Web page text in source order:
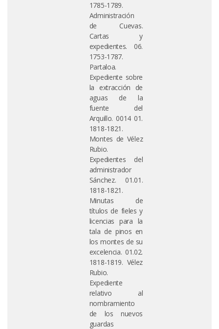
1785-1789.
Administración
de Cuevas.
Cartas y
expedientes. 06.
1753-1787.
Partaloa.
Expediente sobre
la extracción de
aguas de la
fuente del
Arquillo. 0014 01.
1818-1821.
Montes de Vélez
Rubio.
Expedientes del
administrador
Sánchez. 01.01.
1818-1821.
Minutas de
títulos de fieles y
licencias para la
tala de pinos en
los montes de su
excelencia. 01.02.
1818-1819. Vélez
Rubio.
Expediente
relativo al
nombramiento
de los nuevos
guardas